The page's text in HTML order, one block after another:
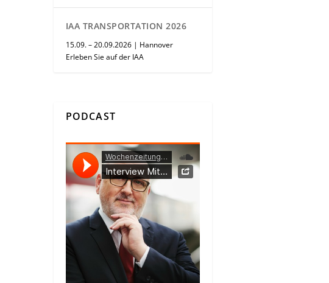
IAA TRANSPORTATION 2026
15.09. – 20.09.2026 | Hannover
Erleben Sie auf der IAA
PODCAST